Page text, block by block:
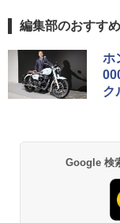
編集部のおすす
ホ
ク
Google 検